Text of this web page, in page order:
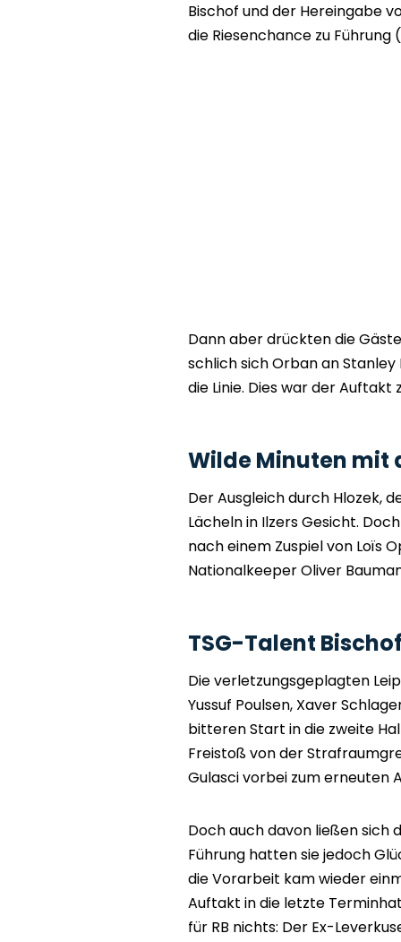
Bischof und der Hereingabe
die Riesenchance zu Führung
Dann aber drückten die
schlich sich Orban an Stanley
die Linie. Dies war der Auftakt
Wilde Minuten mit
Der Ausgleich durch Hlozek,
Lächeln in Ilzers Gesicht.
nach einem Zuspiel von Loïs
Nationalkeeper Oliver
TSG-Talent
Die verletzungsgeplagten
Yussuf Poulsen, Xaver
bitteren Start in die zweite
Freistoß von der
Gulasci vorbei zum erneuten
Doch auch davon ließen sich
Führung hatten sie jedoch
die Vorarbeit kam wieder
Auftakt in die letzte
für RB nichts: Der Ex-